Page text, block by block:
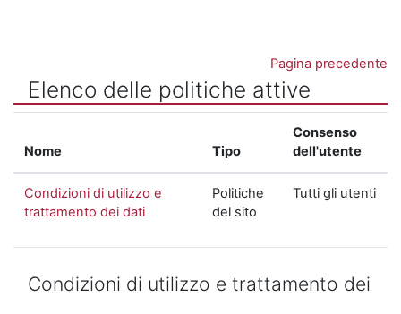
Pagina precedente
Elenco delle politiche attive
Nome Tipo
Consenso
dell'utente
Condizioni di utilizzo e
trattamento dei dati
Politiche
del sito
Tutti gli utenti
Condizioni di utilizzo e trattamento dei